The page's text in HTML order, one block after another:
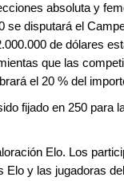
absoluta y
se disputará el
de dólares
que las
el 20 % del
fijado en 250 para
Elo. Los
y las jugadoras